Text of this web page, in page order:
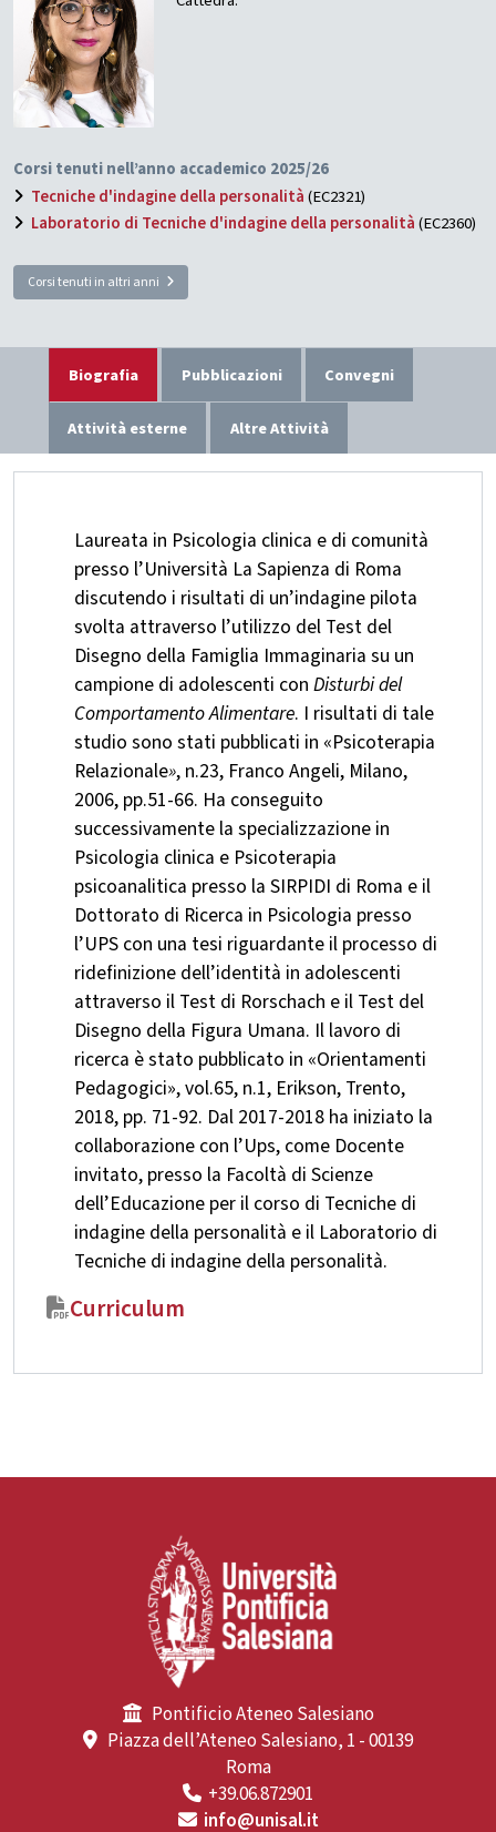
Corsi tenuti nell’anno accademico 2025/26
Tecniche d'indagine della personalità(EC2321)
Laboratorio di Tecniche d'indagine della personalità(EC2360)
Corsi tenuti in altri anni
Biografia Pubblicazioni Convegni
Attività esterne Altre Attività
Laureata in Psicologia clinica e di comunità
presso l’Università La Sapienza di Roma
discutendo i risultati di un’indagine pilota
svolta attraverso l’utilizzo del Test del
Disegno della Famiglia Immaginaria su un
campione di adolescenti conDisturbi del
Comportamento Alimentare. I risultati di tale
studio sono stati pubblicati in «Psicoterapia
Relazionale», n.23, Franco Angeli, Milano,
2006, pp.51-66. Ha conseguito
successivamente la specializzazione in
Psicologia clinica e Psicoterapia
psicoanalitica presso la SIRPIDI di Roma e il
Dottorato di Ricerca in Psicologia presso
l’UPS con una tesi riguardante il processo di
ridefinizione dell’identità in adolescenti
attraverso il Test di Rorschach e il Test del
Disegno della Figura Umana. Il lavoro di
ricerca è stato pubblicato in «Orientamenti
Pedagogici», vol.65, n.1, Erikson, Trento,
2018, pp. 71-92. Dal 2017-2018 ha iniziato la
collaborazione con l’Ups, come Docente
invitato, presso la Facoltà di Scienze
dell’Educazione per il corso di Tecniche di
indagine della personalità e il Laboratorio di
Tecniche di indagine della personalità.
Curriculum
Pontificio Ateneo Salesiano
Piazza dell’Ateneo Salesiano, 1 - 00139
Roma
+39.06.872901
info@unisal.it